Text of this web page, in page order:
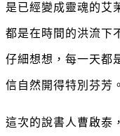
是已經變成靈魂的艾
都是在時間的洪流下
仔細想想，每一天都
信自然開得特別芬芳。
這次的說書人曹啟泰